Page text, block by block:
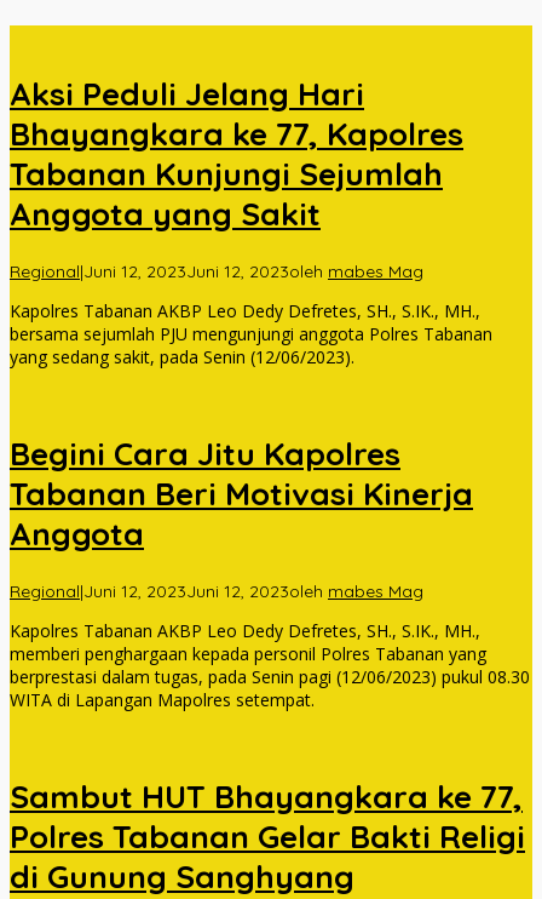
Aksi Peduli Jelang Hari
Bhayangkara ke 77, Kapolres
Tabanan Kunjungi Sejumlah
Anggota yang Sakit
Regional|Juni 12, 2023Juni 12, 2023oleh mabes Mag
Kapolres Tabanan AKBP Leo Dedy Defretes, SH., S.IK., MH.,
bersama sejumlah PJU mengunjungi anggota Polres Tabanan
yang sedang sakit, pada Senin (12/06/2023).
Begini Cara Jitu Kapolres
Tabanan Beri Motivasi Kinerja
Anggota
Regional|Juni 12, 2023Juni 12, 2023oleh mabes Mag
Kapolres Tabanan AKBP Leo Dedy Defretes, SH., S.IK., MH.,
memberi penghargaan kepada personil Polres Tabanan yang
berprestasi dalam tugas, pada Senin pagi (12/06/2023) pukul 08.30
WITA di Lapangan Mapolres setempat.
Sambut HUT Bhayangkara ke 77,
Polres Tabanan Gelar Bakti Religi
di Gunung Sanghyang